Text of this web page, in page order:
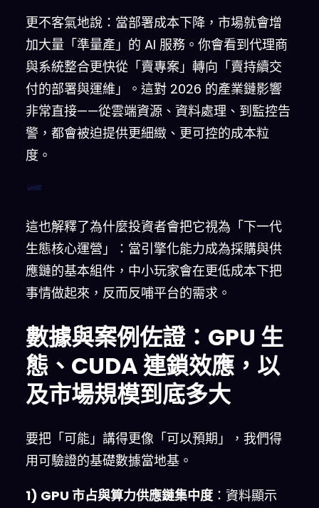
更不客氣地說：當部署成本下降，市場就會增
加大量「準量產」的 AI 服務。你會看到代理商
與系統整合更快從「賣專案」轉向「賣持續交
付的部署與運維」。這對 2026 的產業鏈影響
非常直接——從雲端資源、資料處理、到監控告
警，都會被迫提供更細緻、更可控的成本粒
度。
這也解釋了為什麼投資者會把它視為「下一代
生態核心運營」：當引擎化能力成為採購與供
應鏈的基本組件，中小玩家會在更低成本下把
事情做起來，反而反哺平台的需求。
數據與案例佐證：GPU 生
態、CUDA 連鎖效應，以
及市場規模到底多大
要把「可能」講得更像「可以預期」，我們得
用可驗證的基礎數據當地基。
1) GPU 市占與算力供應鏈集中度 ：資料顯示